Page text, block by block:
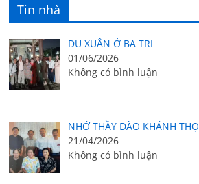
Tin nhà
DU XUÂN Ở BA TRI
01/06/2026
Không có bình luận
NHỚ THẦY ĐÀO KHÁNH THỌ
21/04/2026
Không có bình luận